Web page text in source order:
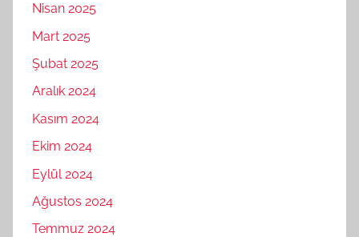
Nisan 2025
Mart 2025
Şubat 2025
Aralık 2024
Kasım 2024
Ekim 2024
Eylül 2024
Ağustos 2024
Temmuz 2024